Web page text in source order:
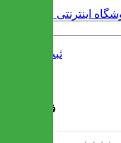
ثبت نام
فرم ثبت نام